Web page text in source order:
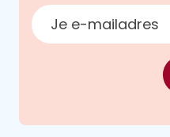
E-mailadres